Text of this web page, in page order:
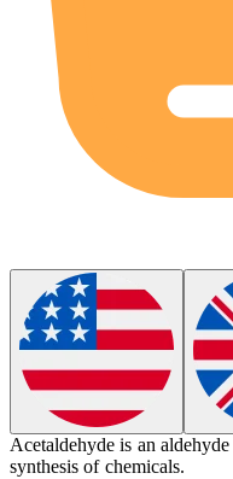
Acetaldehyde is an aldehyde
synthesis of chemicals.